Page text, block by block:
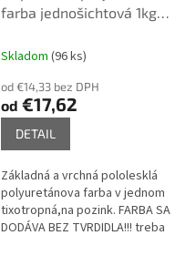
farba jednošichtová 1kg
pozri
Skladom (96 ks)
od €14,33 bez DPH
od €17,62
DETAIL
Základná a vrchná pololesklá
polyuretánova farba v jednom
tixotropná,na pozink. FARBA SA
DODÁVA BEZ TVRDIDLA!!! treba